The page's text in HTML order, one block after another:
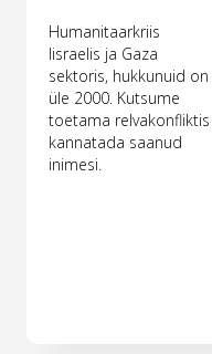
Humanitaarkriis
Iisraelis ja Gaza
sektoris, hukkunuid on
üle 2000. Kutsume
toetama relvakonfliktis
kannatada saanud
inimesi.